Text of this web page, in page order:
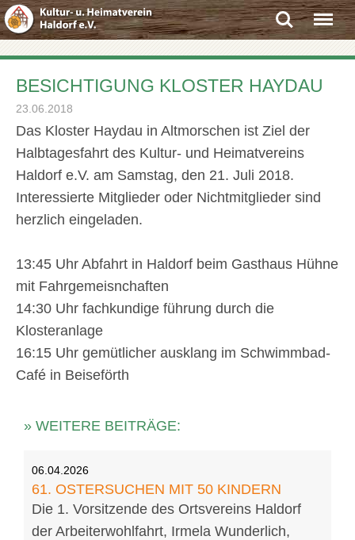
SearchMenu
BESICHTIGUNG KLOSTER HAYDAU
23.06.2018
Das Kloster Haydau in Altmorschen ist Ziel der
Halbtagesfahrt des Kultur- und Heimatvereins
Haldorf e.V. am Samstag, den 21. Juli 2018.
Interessierte Mitglieder oder Nichtmitglieder sind
herzlich eingeladen.
13:45 Uhr Abfahrt in Haldorf beim Gasthaus Hühne
mit Fahrgemeisnchaften
14:30 Uhr fachkundige führung durch die
Klosteranlage
16:15 Uhr gemütlicher ausklang im Schwimmbad-
Café in Beiseförth
» WEITERE BEITRÄGE:
06.04.2026
61. OSTERSUCHEN MIT 50 KINDERN
Die 1. Vorsitzende des Ortsvereins Haldorf
der Arbeiterwohlfahrt, Irmela Wunderlich,